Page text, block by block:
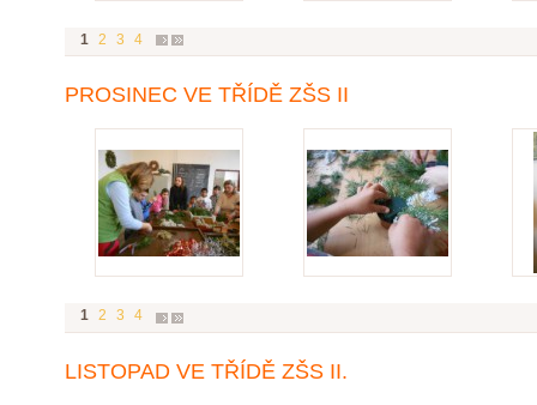
1 2 3 4
PROSINEC VE TŘÍDĚ ZŠS II
1 2 3 4
LISTOPAD VE TŘÍDĚ ZŠS II.